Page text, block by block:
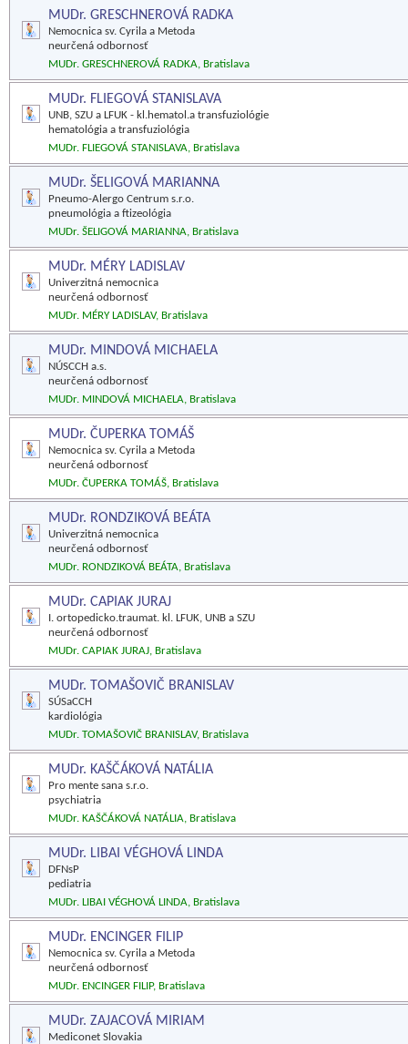
MUDr. GRESCHNEROVÁ RADKA
Nemocnica sv. Cyrila a Metoda
neurčená odbornosť
MUDr. GRESCHNEROVÁ RADKA, Bratislava
MUDr. FLIEGOVÁ STANISLAVA
UNB, SZU a LFUK - kl.hematol.a transfuziológie
hematológia a transfuziológia
MUDr. FLIEGOVÁ STANISLAVA, Bratislava
MUDr. ŠELIGOVÁ MARIANNA
Pneumo-Alergo Centrum s.r.o.
pneumológia a ftizeológia
MUDr. ŠELIGOVÁ MARIANNA, Bratislava
MUDr. MÉRY LADISLAV
Univerzitná nemocnica
neurčená odbornosť
MUDr. MÉRY LADISLAV, Bratislava
MUDr. MINDOVÁ MICHAELA
NÚSCCH a.s.
neurčená odbornosť
MUDr. MINDOVÁ MICHAELA, Bratislava
MUDr. ČUPERKA TOMÁŠ
Nemocnica sv. Cyrila a Metoda
neurčená odbornosť
MUDr. ČUPERKA TOMÁŠ, Bratislava
MUDr. RONDZIKOVÁ BEÁTA
Univerzitná nemocnica
neurčená odbornosť
MUDr. RONDZIKOVÁ BEÁTA, Bratislava
MUDr. CAPIAK JURAJ
I. ortopedicko.traumat. kl. LFUK, UNB a SZU
neurčená odbornosť
MUDr. CAPIAK JURAJ, Bratislava
MUDr. TOMAŠOVIČ BRANISLAV
SÚSaCCH
kardiológia
MUDr. TOMAŠOVIČ BRANISLAV, Bratislava
MUDr. KAŠČÁKOVÁ NATÁLIA
Pro mente sana s.r.o.
psychiatria
MUDr. KAŠČÁKOVÁ NATÁLIA, Bratislava
MUDr. LIBAI VÉGHOVÁ LINDA
DFNsP
pediatria
MUDr. LIBAI VÉGHOVÁ LINDA, Bratislava
MUDr. ENCINGER FILIP
Nemocnica sv. Cyrila a Metoda
neurčená odbornosť
MUDr. ENCINGER FILIP, Bratislava
MUDr. ZAJACOVÁ MIRIAM
Mediconet Slovakia